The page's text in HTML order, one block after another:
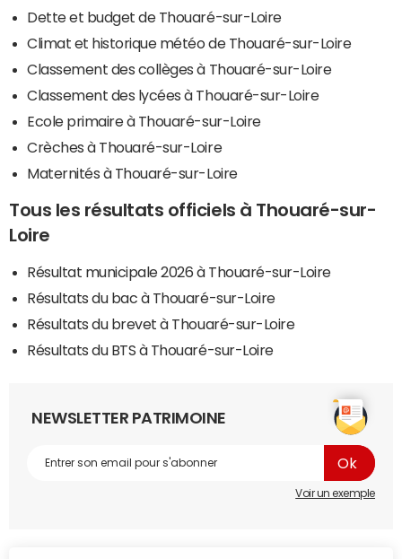
Dette et budget de Thouaré-sur-Loire
Climat et historique météo de Thouaré-sur-Loire
Classement des collèges à Thouaré-sur-Loire
Classement des lycées à Thouaré-sur-Loire
Ecole primaire à Thouaré-sur-Loire
Crèches à Thouaré-sur-Loire
Maternités à Thouaré-sur-Loire
Tous les résultats officiels à Thouaré-sur-
Loire
Résultat municipale 2026 à Thouaré-sur-Loire
Résultats du bac à Thouaré-sur-Loire
Résultats du brevet à Thouaré-sur-Loire
Résultats du BTS à Thouaré-sur-Loire
NEWSLETTER PATRIMOINE
Voir un exemple